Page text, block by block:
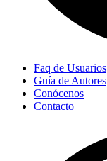
Faq de Usuarios
Guía de Autores
Conócenos
Contacto